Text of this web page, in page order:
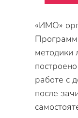
«ИМО»
методики
работе с
после